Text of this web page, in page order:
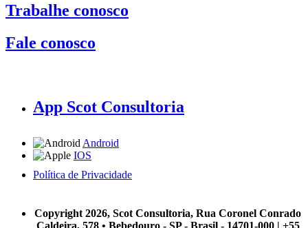
Trabalhe conosco
Fale conosco
App Scot Consultoria
Android
IOS
Política de Privacidade
Copyright 2026, Scot Consultoria, Rua Coronel Conrado
Caldeira, 578 • Bebedouro - SP - Brasil - 14701-000 | +55